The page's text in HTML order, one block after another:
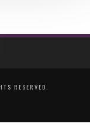
RESERVED.